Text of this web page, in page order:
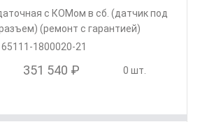
с КОМом в сб. (датчик под
(ремонт с гарантией)
65111-1800020-21
351 540 ₽ 0 шт.